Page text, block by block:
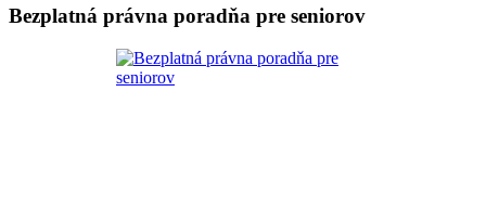
Bezplatná právna poradňa pre seniorov